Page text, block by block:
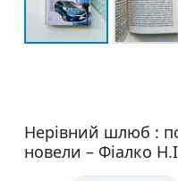
Нерівний шлюб :
новели – Фіалко